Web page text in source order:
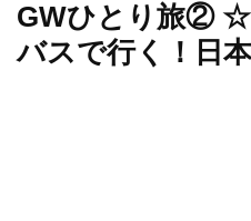
GWひとり旅② ☆
バスで行く！日